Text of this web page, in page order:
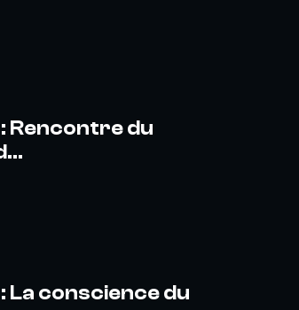
Rencontre du
La conscience du